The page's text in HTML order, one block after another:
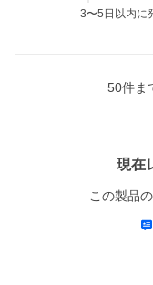
3〜5日以内に
50件ま
現在
この製品